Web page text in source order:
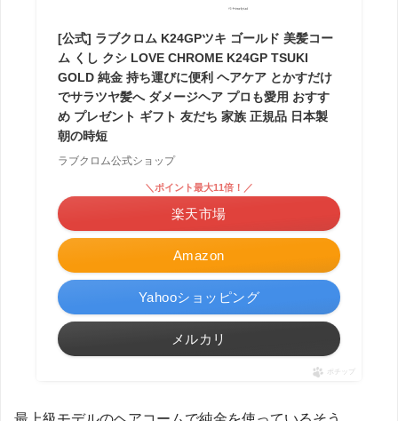
[公式] ラブクロム K24GPツキ ゴールド 美髪コー
ム くし クシ LOVE CHROME K24GP TSUKI
GOLD 純金 持ち運びに便利 ヘアケア とかすだけ
でサラツヤ髪へ ダメージヘア プロも愛用 おすす
め プレゼント ギフト 友だち 家族 正規品 日本製
朝の時短
ラブクロム公式ショップ
Amazon
＼ポイント最大11倍！／
楽天市場
Yahooショッピング
メルカリ
ポチップ